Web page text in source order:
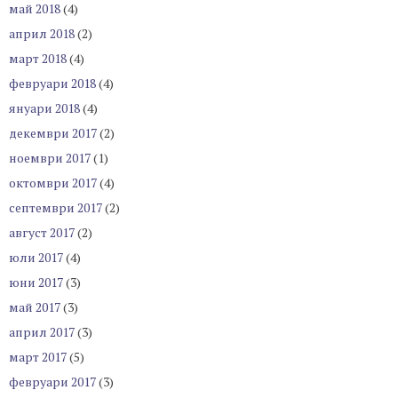
май 2018(4)
април 2018(2)
март 2018(4)
февруари 2018(4)
януари 2018(4)
декември 2017(2)
ноември 2017(1)
октомври 2017(4)
септември 2017(2)
август 2017(2)
юли 2017(4)
юни 2017(3)
май 2017(3)
април 2017(3)
март 2017(5)
февруари 2017(3)